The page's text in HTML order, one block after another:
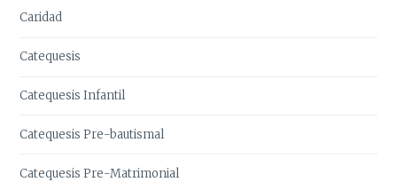
Caridad
Catequesis
Catequesis Infantil
Catequesis Pre-bautismal
Catequesis Pre-Matrimonial